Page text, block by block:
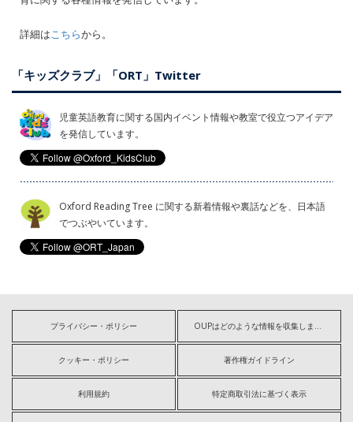
詳細はこちらから。
「キッズクラブ」「ORT」Twitter
児童英語教育に関する国内イベント情報や教室で役立つアイデア
を発信しています。
Oxford Reading Tree に関する新着情報や裏話などを、日本語
でつぶやいています。
プライバシー・ポリシー OUPはどのような情報を収集しますか?
クッキー・ポリシー 著作権ガイドライン
利用規約 特定商取引法に基づく表示